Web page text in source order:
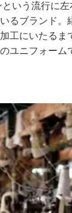
う流行に左
るブランド
工にいたる
ユニフォー